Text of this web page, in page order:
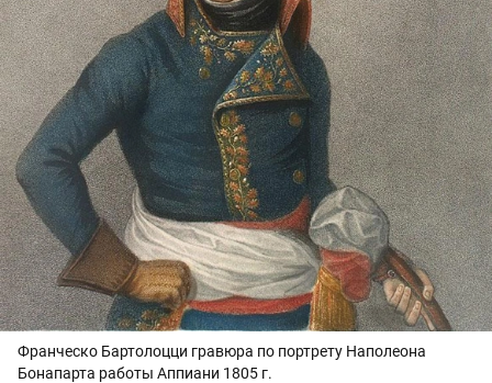
Франческо Бартолоцци гравюра по портрету Наполеона
Бонапарта работы Аппиани 1805 г.